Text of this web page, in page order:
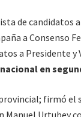
de candidatos
a Consenso
a Presidente y
en
firmó el